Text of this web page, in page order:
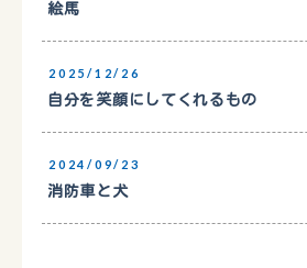
絵馬
2025/12/26
自分を笑顔にしてくれるもの
2024/09/23
消防車と犬